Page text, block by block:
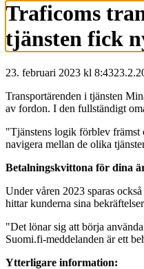
Traficoms
tjänsten fick
23. februari 2023 kl 8:43
Transportärenden i tjänsten
av fordon. I den fullständigt
"Tjänstens logik förblev främst
navigera mellan de olika
Betalningskvittona för dina
Under våren 2023 sparas
hittar kunderna sina
"Det lönar sig att börja
Suomi.fi-meddelanden är ett
Ytterligare information: